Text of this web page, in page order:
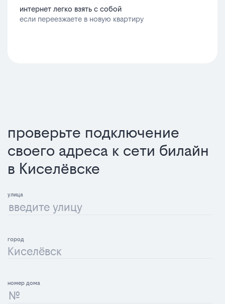
интернет легко взять с собой
если переезжаете в новую квартиру
проверьте подключение
своего адреса к сети билайн
в Киселёвске
Киселёвск